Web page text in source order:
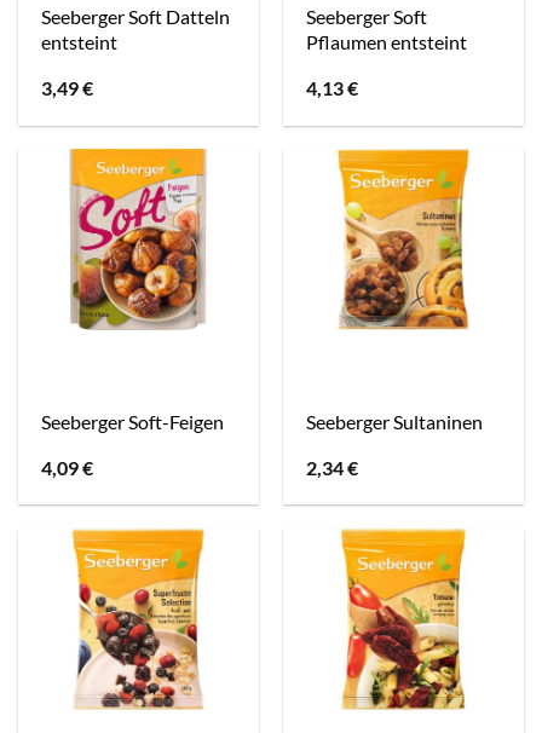
Seeberger Soft Datteln
entsteint
3,49€
Seeberger Soft
Pflaumen entsteint
4,13€
Seeberger Soft-Feigen
4,09€
Seeberger Sultaninen
2,34€